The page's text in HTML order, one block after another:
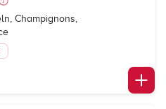
Champignons,